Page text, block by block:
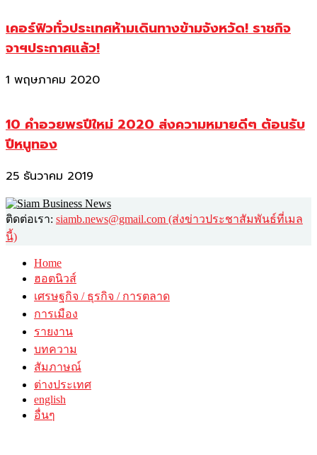
เคอร์ฟิวทั่วประเทศห้ามเดินทางข้ามจังหวัด! ราชกิจ
จาฯประกาศแล้ว!
1 พฤษภาคม 2020
10 คำอวยพรปีใหม่ 2020 ส่งความหมายดีๆ ต้อนรับ
ปีหนูทอง
25 ธันวาคม 2019
ติดต่อเรา: siamb.news@gmail.com (ส่งข่าวประชาสัมพันธ์ที่เมล
นี้)
Home
ฮอตนิวส์
เศรษฐกิจ / ธุรกิจ / การตลาด
การเมือง
รายงาน
บทความ
สัมภาษณ์
ต่างประเทศ
english
อื่นๆ